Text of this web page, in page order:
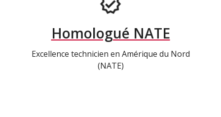
Homologué NATE
Excellence technicien en Amérique du Nord
(NATE)